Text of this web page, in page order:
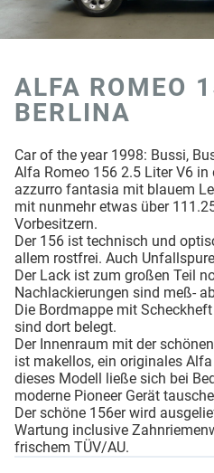
ALFA ROMEO
BERLINA
Car of the year 1998: Bussi,
Alfa Romeo 156 2.5 Liter V6
azzurro fantasia mit blauem
mit nunmehr etwas über
Vorbesitzern.
Der 156 ist technisch und
allem rostfrei. Auch
Der Lack ist zum großen Teil
Nachlackierungen sind meß-
Die Bordmappe mit
sind dort belegt.
Der Innenraum mit der
ist makellos, ein originales
dieses Modell ließe sich bei
moderne Pioneer Gerät
Der schöne 156er wird
Wartung inclusive
frischem TÜV/AU.